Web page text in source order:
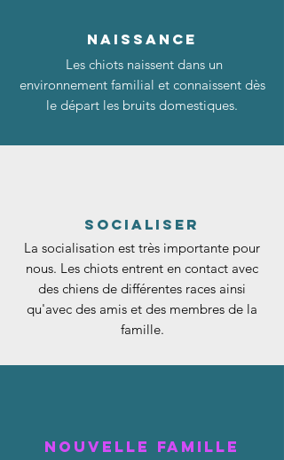
Naissance
Les chiots naissent dans un
environnement familial et connaissent dès
le départ les bruits domestiques.
socialiser
La socialisation est très importante pour
nous. Les chiots entrent en contact avec
des chiens de différentes races ainsi
qu'avec des amis et des membres de la
famille.
Nouvelle famille